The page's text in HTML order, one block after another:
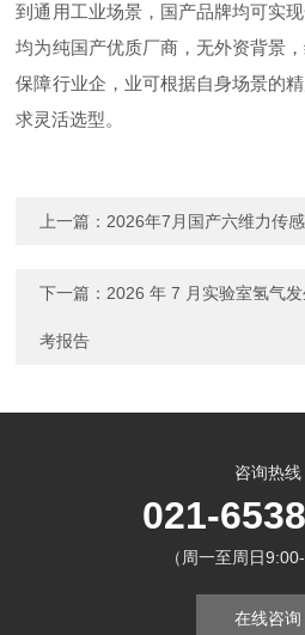
到通用工业场景，国产品牌均可实
均为纯国产优质厂商，无外资背景
保障行业企，业可根据自身场景的
求灵活选型。
上一篇： 2026年7月国产六维力传
下一篇： 2026 年 7 月实验室氢气
考报告
咨询热线
021-
（周一至周日
在线咨询